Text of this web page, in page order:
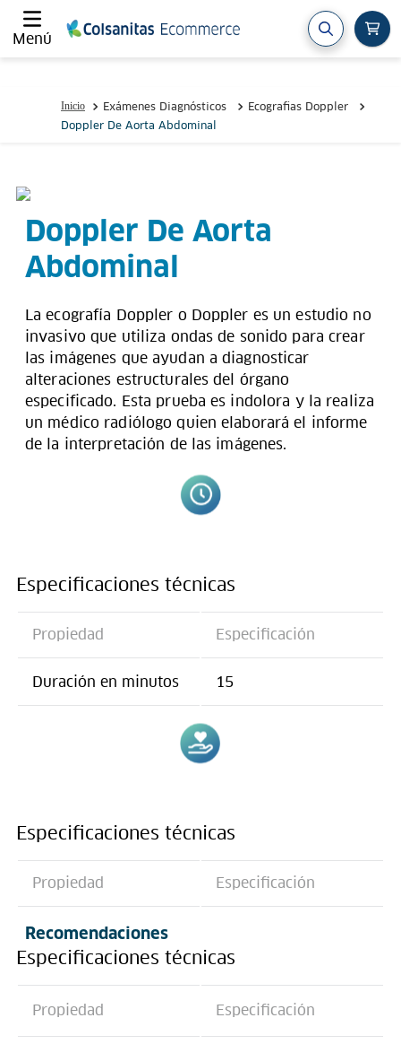
Menú
Exámenes Diagnósticos
Ecografias Doppler
Doppler De Aorta Abdominal
Doppler De Aorta
Abdominal
La ecografía Doppler o Doppler es un estudio no
invasivo que utiliza ondas de sonido para crear
las imágenes que ayudan a diagnosticar
alteraciones estructurales del órgano
especificado. Esta prueba es indolora y la realiza
un médico radiólogo quien elaborará el informe
de la interpretación de las imágenes.
Especificaciones técnicas
Propiedad Especificación
Duración en minutos 15
Especificaciones técnicas
Propiedad Especificación
Recomendaciones
Especificaciones técnicas
Propiedad Especificación